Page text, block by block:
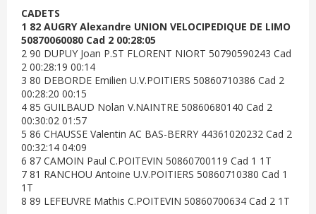
CADETS
1 82 AUGRY Alexandre UNION VELOCIPEDIQUE DE LIMO
50870060080 Cad 2 00:28:05
2 90 DUPUY Joan P.ST FLORENT NIORT 50790590243 Cad
2 00:28:19 00:14
3 80 DEBORDE Emilien U.V.POITIERS 50860710386 Cad 2
00:28:20 00:15
4 85 GUILBAUD Nolan V.NAINTRE 50860680140 Cad 2
00:30:02 01:57
5 86 CHAUSSE Valentin AC BAS-BERRY 44361020232 Cad 2
00:32:14 04:09
6 87 CAMOIN Paul C.POITEVIN 50860700119 Cad 1 1T
7 81 RANCHOU Antoine U.V.POITIERS 50860710380 Cad 1
1T
8 89 LEFEUVRE Mathis C.POITEVIN 50860700634 Cad 2 1T